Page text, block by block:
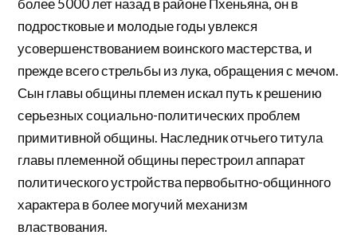
более 5000 лет назад в районе Пхеньяна, он в
подростковые и молодые годы увлекся
усовершенствованием воинского мастерства, и
прежде всего стрельбы из лука, обращения с мечом.
Сын главы общины племен искал путь к решению
серьезных социально-политических проблем
примитивной общины. Наследник отчьего титула
главы племенной общины перестроил аппарат
политического устройства первобытно-общинного
характера в более могучий механизм
властвования.